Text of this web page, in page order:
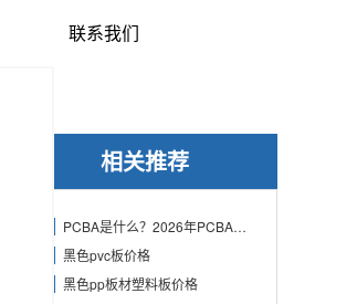
联系我们
相关推荐
PCBA是什么？2026年PCBA制造与代工指南：专业方案、流程与应用
黑色pvc板价格
黑色pp板材塑料板价格